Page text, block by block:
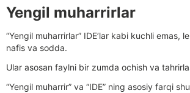
Yengil muharrirlar
“Yengil muharrirlar” IDE’lar kabi kuchli emas,
nafis va sodda.
Ular asosan faylni bir zumda ochish va
“Yengil muharrir” va “IDE” ning asosiy farqi